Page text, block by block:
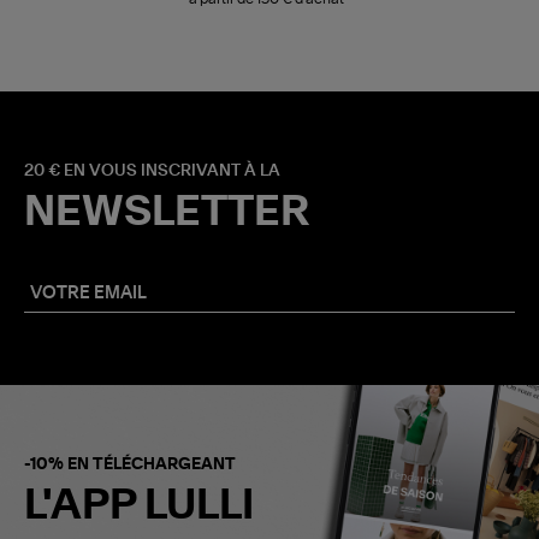
20 € EN VOUS INSCRIVANT À LA
NEWSLETTER
-10% EN TÉLÉCHARGEANT
L'APP LULLI